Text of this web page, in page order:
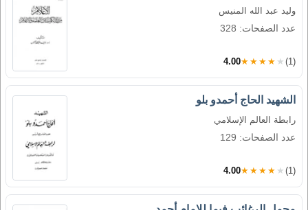
وليد عبد الله المنيس
عدد الصفحات: 328
4.00★★★★★ (1)
الشهيد الحاج أحمدو بلو
رابطة العالم الإسلامي
عدد الصفحات: 129
4.00★★★★★ (1)